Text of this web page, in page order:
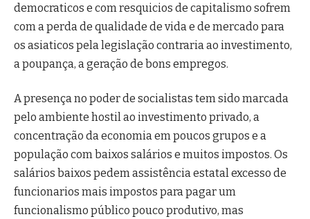
democraticos e com resquicios de capitalismo sofrem
com a perda de qualidade de vida e de mercado para
os asiaticos pela legislação contraria ao investimento,
a poupança, a geração de bons empregos.
A presença no poder de socialistas tem sido marcada
pelo ambiente hostil ao investimento privado, a
concentração da economia em poucos grupos e a
população com baixos salários e muitos impostos. Os
salários baixos pedem assistência estatal excesso de
funcionarios mais impostos para pagar um
funcionalismo público pouco produtivo, mas